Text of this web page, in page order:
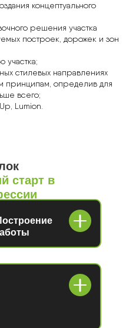
концептуального
решения участка
построек, дорожек и зон
участка;
стилевых направлениях
принципам, определив для
всего;
Lumion.
старт в